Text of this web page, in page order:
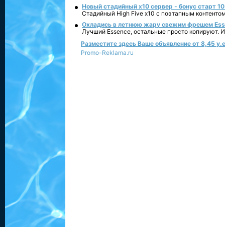
Новый стадийный х10 сервер - бонус старт
Стадийный High Five x10 с поэтапным
Охладись в летнюю жару свежим фрешем
Лучший Essence, остальные просто копируют.
Разместите здесь Ваше объявление от 8,45
Promo-Reklama.ru